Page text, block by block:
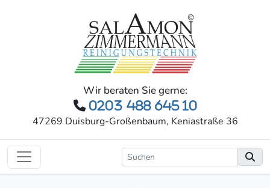
Wir beraten Sie gerne:
0203 488 645 10
47269 Duisburg-Großenbaum, Keniastraße 36